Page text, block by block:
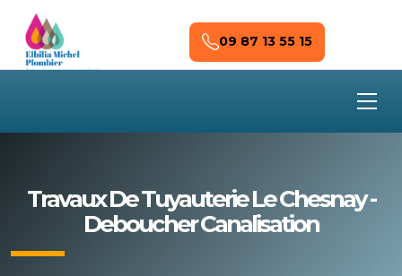
Skip to main content
09 87 13 55 15
Travaux De Tuyauterie Le Chesnay -
Deboucher Canalisation